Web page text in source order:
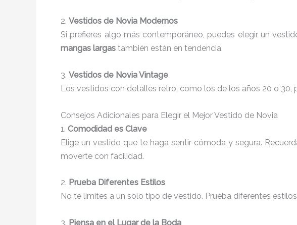
2. Vestidos de Novia Modernos
Si prefieres algo más contemporáneo, puedes elegir un
mangas largas también están en tendencia.
3. Vestidos de Novia Vintage
Los vestidos con detalles retro, como los de los años 20 o
Consejos Adicionales para Elegir el Mejor Vestido de Novia
1. Comodidad es Clave
Elige un vestido que te haga sentir cómoda y segura.
moverte con facilidad.
2. Prueba Diferentes Estilos
No te limites a un solo tipo de vestido. Prueba diferentes
3. Piensa en el Lugar de la Boda